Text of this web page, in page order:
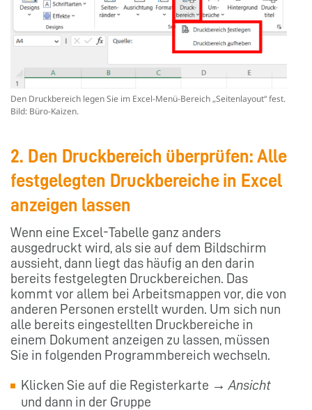
Den Druckbereich legen Sie im Excel-Menü-Bereich „Seitenlayout“ fest.
Bild: Büro-Kaizen.
2. Den Druckbereich überprüfen: Alle
festgelegten Druckbereiche in Excel
anzeigen lassen
Wenn eine Excel-Tabelle ganz anders
ausgedruckt wird, als sie auf dem Bildschirm
aussieht, dann liegt das häufig an den darin
bereits festgelegten Druckbereichen. Das
kommt vor allem bei Arbeitsmappen vor, die von
anderen Personen erstellt wurden. Um sich nun
alle bereits eingestellten Druckbereiche in
einem Dokument anzeigen zu lassen, müssen
Sie in folgenden Programmbereich wechseln.
Klicken Sie auf die Registerkarte →Ansicht
und dann in der Gruppe